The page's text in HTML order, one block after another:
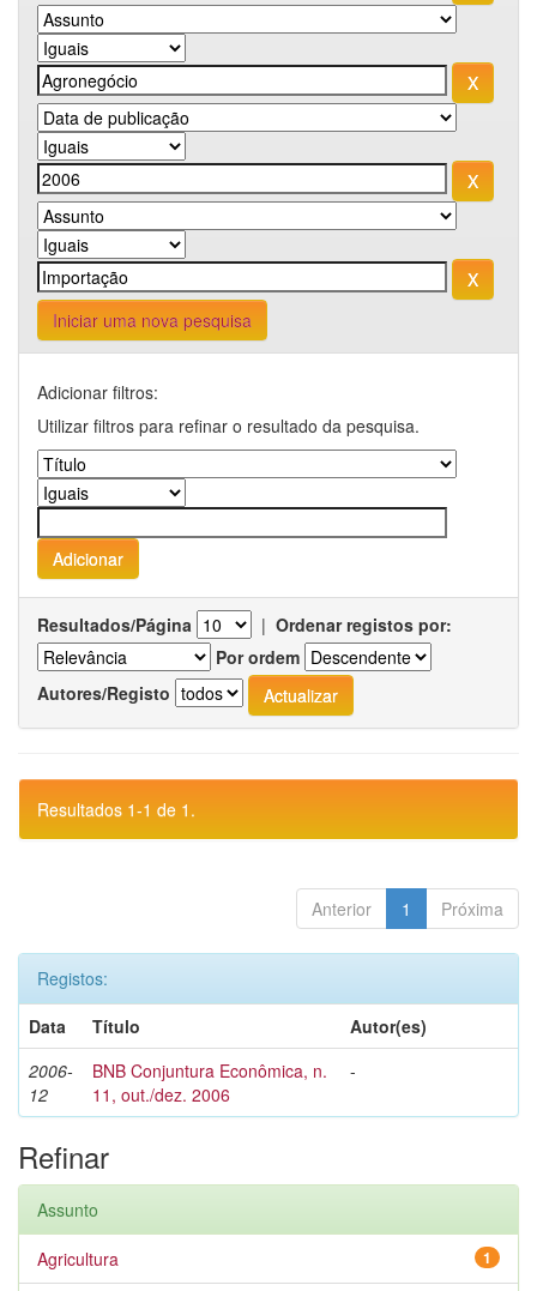
Iniciar uma nova pesquisa
Adicionar filtros:
Utilizar filtros para refinar o resultado da pesquisa.
Resultados/Página | Ordenar registos por:
Por ordem
Autores/Registo
Resultados 1-1 de 1.
Anterior 1 Próxima
Registos:
Data
Título
Autor(es)
2006-
12
BNB Conjuntura Econômica, n.
11, out./dez. 2006
-
Refinar
Assunto
1
Agricultura